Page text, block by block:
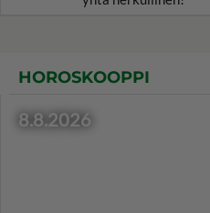
HOROSKOOPPI
8.8.2026